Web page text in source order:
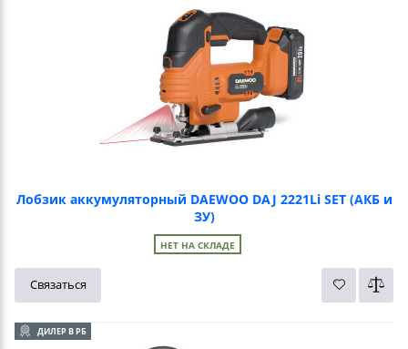
Лобзик аккумуляторный DAEWOO DAJ 2221Li SET (АКБ и
ЗУ)
НЕТ НА СКЛАДЕ
Связаться
ДИЛЕР В РБ